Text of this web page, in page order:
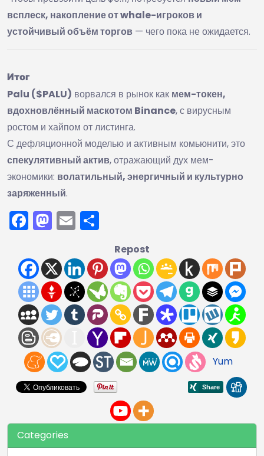
всплеск, накопление от whale-игроков и
устойчивый объём торгов — чего пока не ожидается.
Итог
Palu ($PALU) ворвался в рынок как мем-токен,
вдохновлённый маскотом Binance, с вирусным
ростом и хайпом от листинга.
С дефляционной моделью и активным комьюнити, это
спекулятивный актив, отражающий дух мем-
экономики: волатильный, энергичный и культурно
заряженный.
Facebook
Mastodon
Email
Repost
Yum
Categories